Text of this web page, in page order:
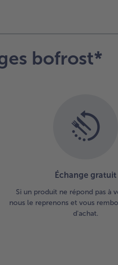
bofrost*
Échange gratuit
Si un produit ne répond pas à
nous le reprenons et vous
d'achat.